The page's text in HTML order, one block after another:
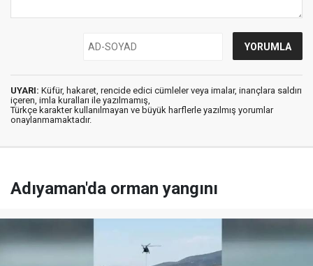
UYARI: Küfür, hakaret, rencide edici cümleler veya imalar, inançlara saldırı
içeren, imla kuralları ile yazılmamış,
Türkçe karakter kullanılmayan ve büyük harflerle yazılmış yorumlar
onaylanmamaktadır.
Adıyaman'da orman yangını